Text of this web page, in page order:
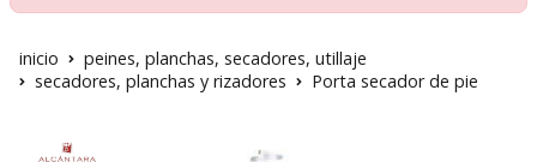
inicio
peines, planchas, secadores, utillaje
secadores, planchas y rizadores
Porta secador de pie